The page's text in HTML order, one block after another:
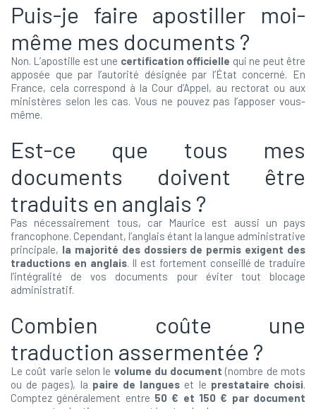
Puis-je faire apostiller moi-
même mes documents ?
Non. L’apostille est une certification officielle qui ne peut être
apposée que par l’autorité désignée par l’État concerné. En
France, cela correspond à la Cour d’Appel, au rectorat ou aux
ministères selon les cas. Vous ne pouvez pas l’apposer vous-
même.
Est-ce que tous mes
documents doivent être
traduits en anglais ?
Pas nécessairement tous, car Maurice est aussi un pays
francophone. Cependant, l’anglais étant la langue administrative
principale, la majorité des dossiers de permis exigent des
traductions en anglais. Il est fortement conseillé de traduire
l’intégralité de vos documents pour éviter tout blocage
administratif.
Combien coûte une
traduction assermentée ?
Le coût varie selon le volume du document (nombre de mots
ou de pages), la paire de langues et le prestataire choisi.
Comptez généralement entre 50 € et 150 € par document